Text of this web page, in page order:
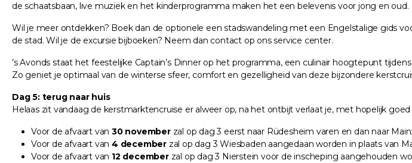
de schaatsbaan, live muziek en het kinderprogramma maken het een belevenis voor jong en oud.
Wil je meer ontdekken? Boek dan de optionele een stadswandeling met een Engelstalige gids
de stad. Wil je de excursie bijboeken? Neem dan contact op ons service center.
’s Avonds staat het feestelijke Captain’s Dinner op het programma, een culinair hoogtepunt
Zo geniet je optimaal van de winterse sfeer, comfort en gezelligheid van deze bijzondere
Dag 5: terug naar huis
Helaas zit vandaag de kerstmarktencruise er alweer op, na het ontbijt verlaat je, met hopelijk
Voor de afvaart van 30 novemberzal op dag 3 eerst naar Rüdesheim varen en dan naar
Voor de afvaart van 4 december zal op dag 3 Wiesbaden aangedaan worden in plaats van
Voor de afvaart van 12 decemberzal op dag 3 Nierstein voor de inscheping aangehouden